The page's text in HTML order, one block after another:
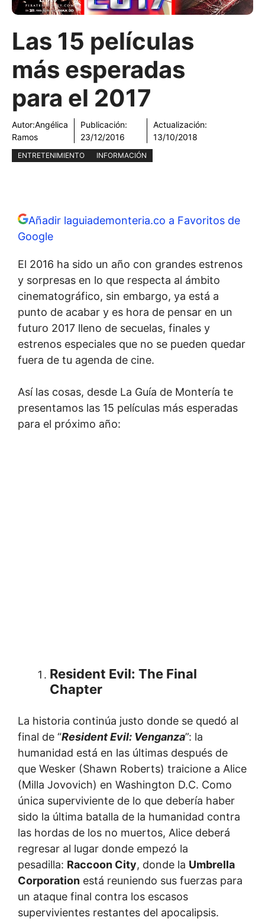
Las 15 películas
más esperadas
para el 2017
Autor:Angélica
Ramos
Publicación:
23/12/2016
Actualización:
13/10/2018
ENTRETENIMIENTO INFORMACIÓN
Añadir laguiademonteria.co a Favoritos de
Google
El 2016 ha sido un año con grandes estrenos
y sorpresas en lo que respecta al ámbito
cinematográfico, sin embargo, ya está a
punto de acabar y es hora de pensar en un
futuro 2017 lleno de secuelas, finales y
estrenos especiales que no se pueden quedar
fuera de tu agenda de cine.
Así las cosas, desde La Guía de Montería te
presentamos las 15 películas más esperadas
para el próximo año:
Resident Evil: The Final
Chapter
La historia continúa justo donde se quedó al
final de “Resident Evil: Venganza”: la
humanidad está en las últimas después de
que Wesker (Shawn Roberts) traicione a Alice
(Milla Jovovich) en Washington D.C. Como
única superviviente de lo que debería haber
sido la última batalla de la humanidad contra
las hordas de los no muertos, Alice deberá
regresar al lugar donde empezó la
pesadilla: Raccoon City, donde la Umbrella
Corporation está reuniendo sus fuerzas para
un ataque final contra los escasos
supervivientes restantes del apocalipsis.